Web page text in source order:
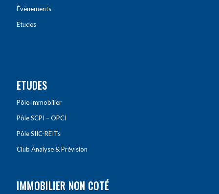
Évènements
Etudes
ETUDES
Pôle Immobilier
Pôle SCPI – OPCI
Pôle SIIC-REITs
Club Analyse & Prévision
IMMOBILIER NON COTÉ